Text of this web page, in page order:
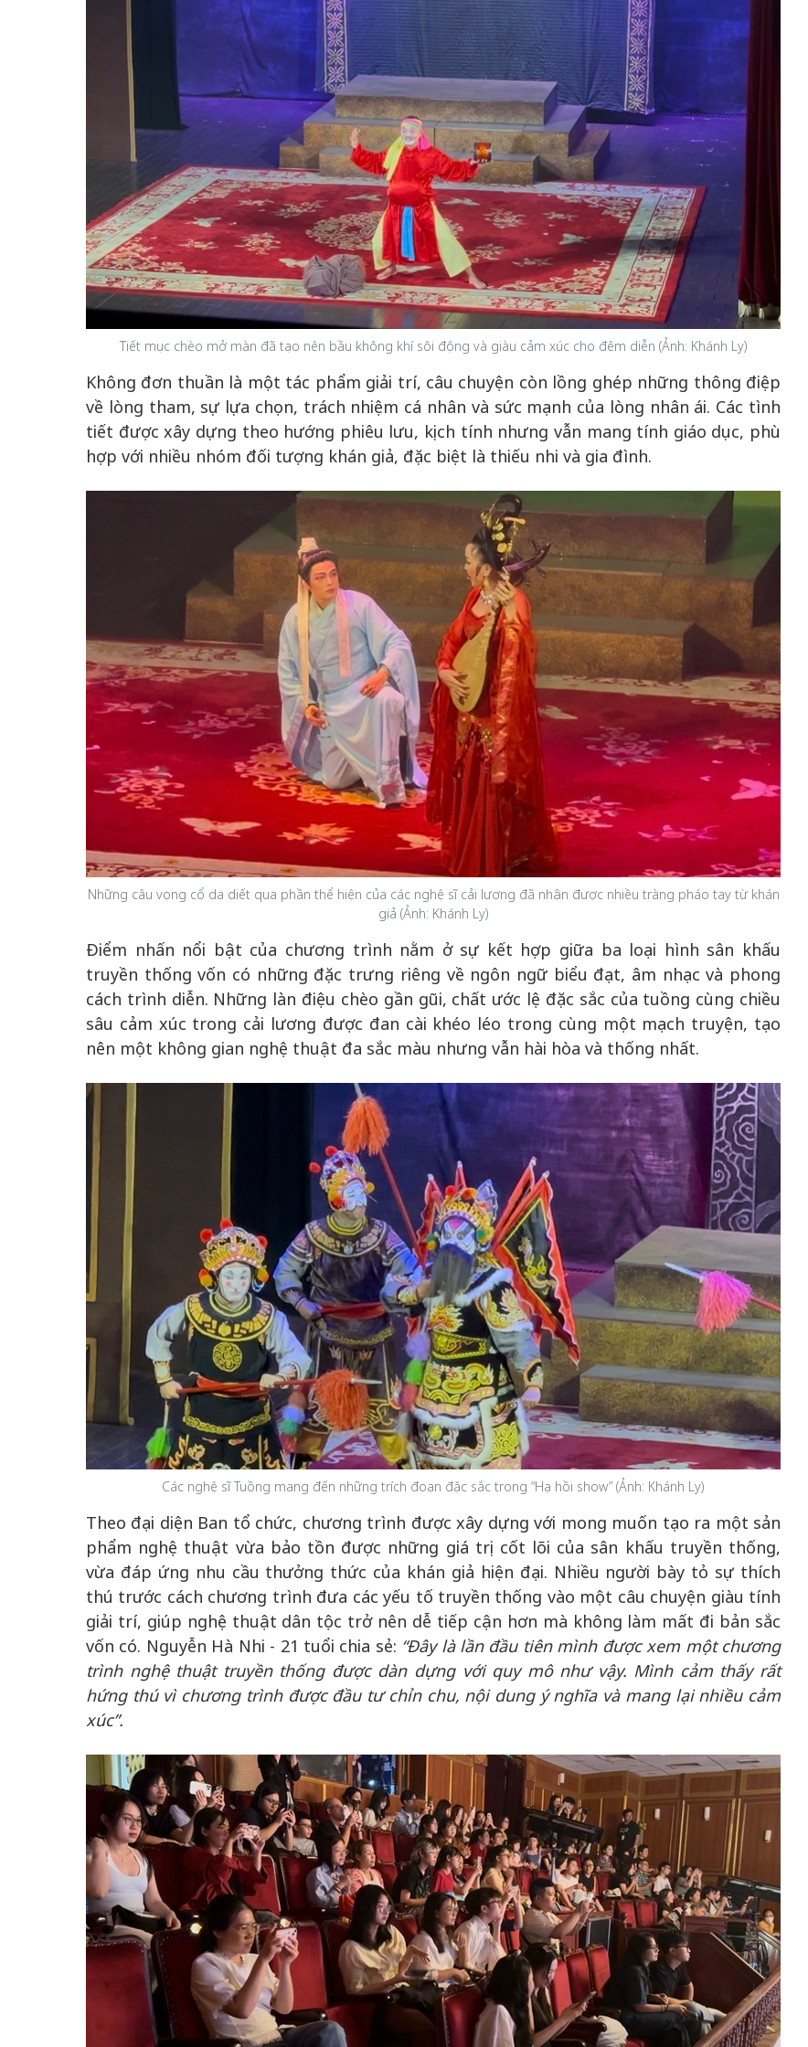
Tiết mục chèo mở màn đã tạo nên bầu không khí sôi động và giàu cảm xúc cho đêm diễn (Ảnh: Khánh Ly)
Không đơn thuần là một tác phẩm giải trí, câu chuyện còn lồng ghép những thông điệp
về lòng tham, sự lựa chọn, trách nhiệm cá nhân và sức mạnh của lòng nhân ái. Các tình
tiết được xây dựng theo hướng phiêu lưu, kịch tính nhưng vẫn mang tính giáo dục, phù
hợp với nhiều nhóm đối tượng khán giả, đặc biệt là thiếu nhi và gia đình.
Những câu vọng cổ da diết qua phần thể hiện của các nghệ sĩ cải lương đã nhận được nhiều tràng pháo tay từ khán
giả (Ảnh: Khánh Ly)
Điểm nhấn nổi bật của chương trình nằm ở sự kết hợp giữa ba loại hình sân khấu
truyền thống vốn có những đặc trưng riêng về ngôn ngữ biểu đạt, âm nhạc và phong
cách trình diễn. Những làn điệu chèo gần gũi, chất ước lệ đặc sắc của tuồng cùng chiều
sâu cảm xúc trong cải lương được đan cài khéo léo trong cùng một mạch truyện, tạo
nên một không gian nghệ thuật đa sắc màu nhưng vẫn hài hòa và thống nhất.
Các nghệ sĩ Tuồng mang đến những trích đoạn đặc sắc trong “Hạ hồi show” (Ảnh: Khánh Ly)
Theo đại diện Ban tổ chức, chương trình được xây dựng với mong muốn tạo ra một sản
phẩm nghệ thuật vừa bảo tồn được những giá trị cốt lõi của sân khấu truyền thống,
vừa đáp ứng nhu cầu thưởng thức của khán giả hiện đại. Nhiều người bày tỏ sự thích
thú trước cách chương trình đưa các yếu tố truyền thống vào một câu chuyện giàu tính
giải trí, giúp nghệ thuật dân tộc trở nên dễ tiếp cận hơn mà không làm mất đi bản sắc
vốn có. Nguyễn Hà Nhi - 21 tuổi chia sẻ: “Đây là lần đầu tiên mình được xem một chương
trình nghệ thuật truyền thống được dàn dựng với quy mô như vậy. Mình cảm thấy rất
hứng thú vì chương trình được đầu tư chỉn chu, nội dung ý nghĩa và mang lại nhiều cảm
xúc”.